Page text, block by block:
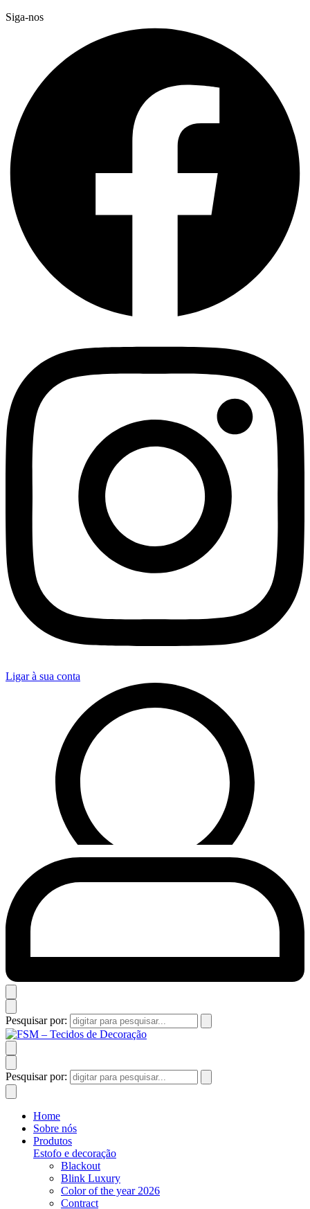
Siga-nos
Ligar à sua conta
Pesquisar por:
Pesquisar por:
Home
Sobre nós
Produtos
Estofo e decoração
Blackout
Blink Luxury
Color of the year 2026
Contract